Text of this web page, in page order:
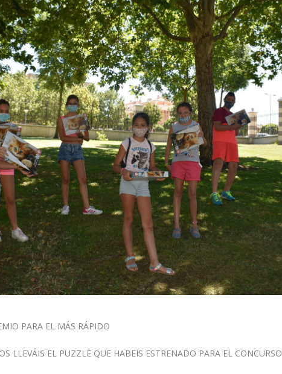
PARA EL MÁS RÁPIDO
LLEVÁIS EL PUZZLE QUE HABEIS ESTRENADO PARA EL CONCURSO